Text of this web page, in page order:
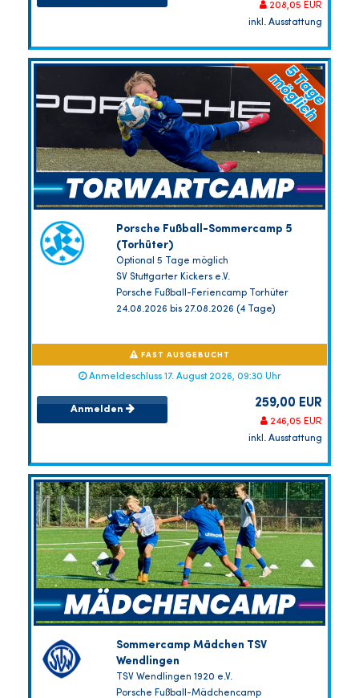
208,05 EUR
inkl. Ausstattung
Porsche Fußball-Sommercamp 5
(Torhüter)
Optional 5 Tage möglich
SV Stuttgarter Kickers e.V.
Porsche Fußball-Feriencamp Torhüter
24.08.2026 bis 27.08.2026 (4 Tage)
FAST AUSGEBUCHT
Anmeldeschluss 17. August 2026, 09:30 Uhr
Anmelden 259,00 EUR
246,05 EUR
inkl. Ausstattung
Sommercamp Mädchen TSV
Wendlingen
TSV Wendlingen 1920 e.V.
Porsche Fußball-Mädchencamp